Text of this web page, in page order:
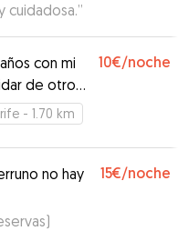
cuidadosa.”
con mi
de otros
seguir
10€/noche
- 1.70 km
no hay
15€/noche
)